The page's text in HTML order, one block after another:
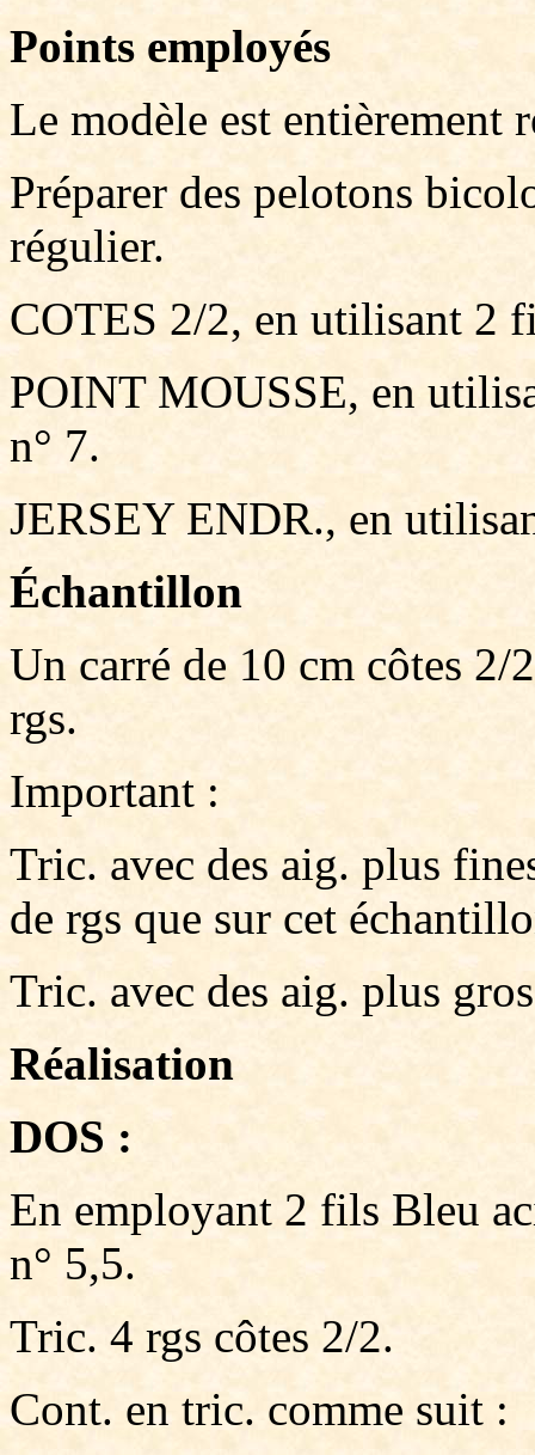
Points employés
Le modèle est entièrement
Préparer des pelotons
régulier.
COTES 2/2, en utilisant 2
POINT MOUSSE, en
n° 7.
JERSEY ENDR., en
Échantillon
Un carré de 10 cm côtes
rgs.
Important :
Tric. avec des aig. plus
de rgs que sur cet
Tric. avec des aig. plus
Réalisation
DOS :
En employant 2 fils Bleu
n° 5,5.
Tric. 4 rgs côtes 2/2.
Cont. en tric. comme suit :